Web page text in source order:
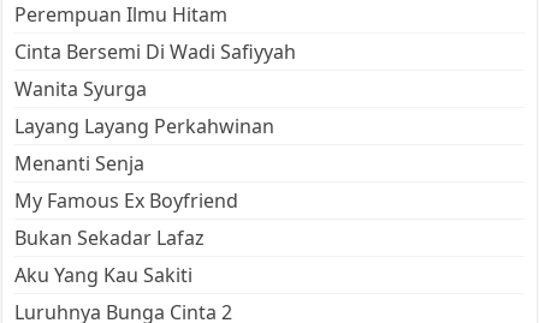
Perempuan Ilmu Hitam
Cinta Bersemi Di Wadi Safiyyah
Wanita Syurga
Layang Layang Perkahwinan
Menanti Senja
My Famous Ex Boyfriend
Bukan Sekadar Lafaz
Aku Yang Kau Sakiti
Luruhnya Bunga Cinta 2